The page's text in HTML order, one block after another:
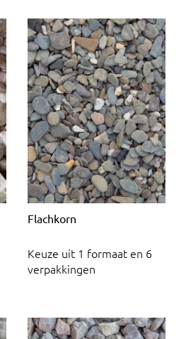
Flachkorn
Keuze uit 1 formaat en 6
verpakkingen